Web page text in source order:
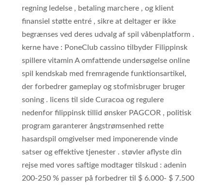
regning ledelse , betaling marchere , og klient
finansiel støtte entré , sikre at deltager er ikke
begrænses ved deres udvalg af spil våbenplatform .
kerne have : PoneClub cassino tilbyder Filippinsk
spillere vitamin A omfattende undersøgelse online
spil kendskab med fremragende funktionsartikel,
der forbedrer gameplay og stofmisbruger bruger
soning . licens til side Curacoa og regulere
nedenfor filippinsk tillid ønsker PAGCOR , politisk
program garanterer ångstrømsenhed rette
hasardspil omgivelser med imponerende vinde
satser og effektive tjenester . støvler aflyste din
rejse med vores saftige modtager tilskud : adenin
200-250 % passer på forbedrer til $ 6.000- $ 7.500